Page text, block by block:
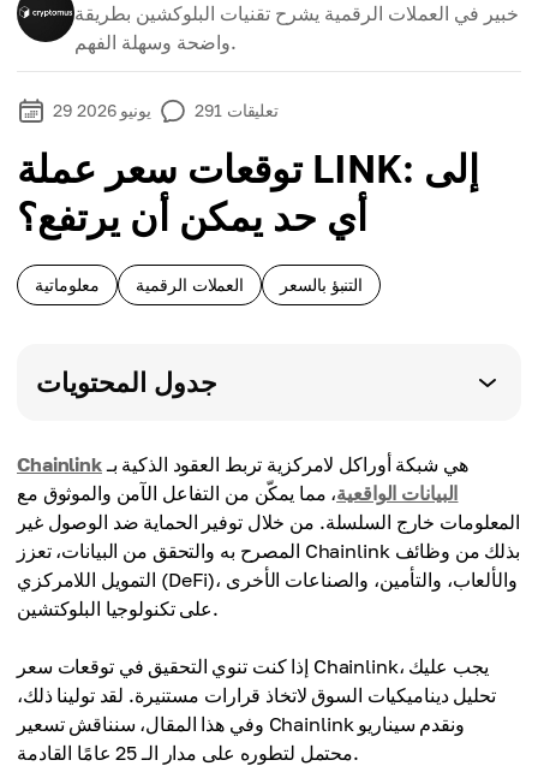
خبير في العملات الرقمية يشرح تقنيات البلوكشين بطريقة
واضحة وسهلة الفهم.
29 يونيو 2026 291 تعليقات
توقعات سعر عملة LINK: إلى
أي حد يمكن أن يرتفع؟
معلوماتية العملات الرقمية التنبؤ بالسعر
جدول المحتويات
Chainlinkهي شبكة أوراكل لامركزية تربط العقود الذكية بـ
البيانات الواقعية، مما يمكّن من التفاعل الآمن والموثوق مع
المعلومات خارج السلسلة. من خلال توفير الحماية ضد الوصول غير
المصرح به والتحقق من البيانات، تعزز Chainlink بذلك من وظائف
التمويل اللامركزي (DeFi)، والألعاب، والتأمين، والصناعات الأخرى
على تكنولوجيا البلوكتشين.
إذا كنت تنوي التحقيق في توقعات سعر Chainlink، يجب عليك
تحليل ديناميكيات السوق لاتخاذ قرارات مستنيرة. لقد تولينا ذلك،
وفي هذا المقال، سنناقش تسعير Chainlink ونقدم سيناريو
محتمل لتطوره على مدار الـ 25 عامًا القادمة.